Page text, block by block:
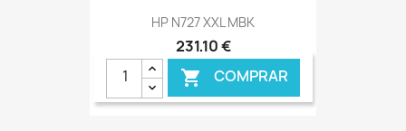
HP N727 XXL MBK
231,10 €
 COMPRAR